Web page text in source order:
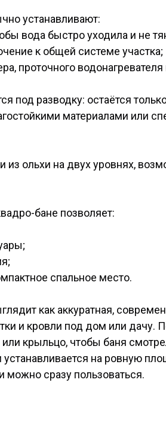
устанавливают:
вода быстро уходила и не
к общей системе участка;
проточного водонагревателя
под разводку: остаётся
материалами или
из ольхи на двух уровнях,
бане позволяет:
спальное место.
как аккуратная,
и кровли под дом или
крыльцо, чтобы баня
устанавливается на ровную
можно сразу пользоваться.